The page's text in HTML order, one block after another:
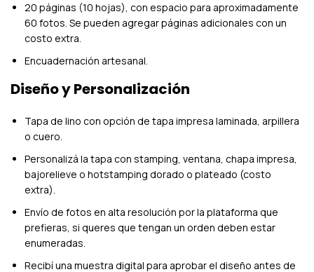
20 páginas (10 hojas), con espacio para aproximadamente
60 fotos. Se pueden agregar páginas adicionales con un
costo extra.
Encuadernación artesanal.
Diseño y Personalización
Tapa de lino con opción de tapa impresa laminada, arpillera
o cuero.
Personalizá la tapa con stamping, ventana, chapa impresa,
bajorelieve o hotstamping dorado o plateado (costo
extra).
Envío de fotos en alta resolución por la plataforma que
prefieras, si queres que tengan un orden deben estar
enumeradas.
Recibí una muestra digital para aprobar el diseño antes de